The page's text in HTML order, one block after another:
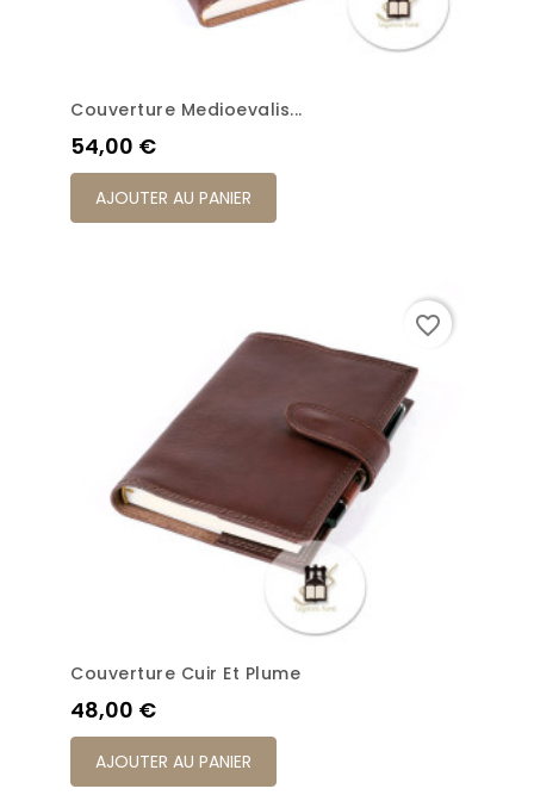
Couverture Medioevalis...
Prix
54,00 €
AJOUTER AU PANIER
Couverture Cuir Et Plume
Prix
48,00 €
AJOUTER AU PANIER
favorite_border